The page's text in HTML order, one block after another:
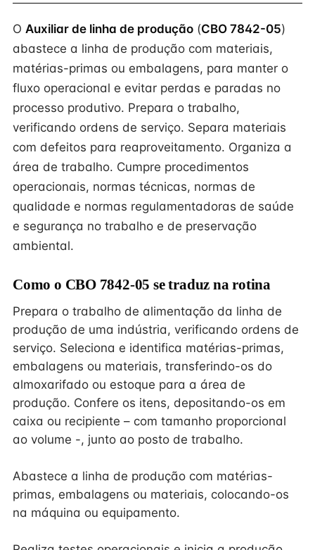
O Auxiliar de linha de produção (CBO 7842-05)
abastece a linha de produção com materiais,
matérias-primas ou embalagens, para manter o
fluxo operacional e evitar perdas e paradas no
processo produtivo. Prepara o trabalho,
verificando ordens de serviço. Separa materiais
com defeitos para reaproveitamento. Organiza a
área de trabalho. Cumpre procedimentos
operacionais, normas técnicas, normas de
qualidade e normas regulamentadoras de saúde
e segurança no trabalho e de preservação
ambiental.
Como o CBO 7842-05 se traduz na rotina
Prepara o trabalho de alimentação da linha de
produção de uma indústria, verificando ordens de
serviço. Seleciona e identifica matérias-primas,
embalagens ou materiais, transferindo-os do
almoxarifado ou estoque para a área de
produção. Confere os itens, depositando-os em
caixa ou recipiente – com tamanho proporcional
ao volume -, junto ao posto de trabalho.
Abastece a linha de produção com matérias-
primas, embalagens ou materiais, colocando-os
na máquina ou equipamento.